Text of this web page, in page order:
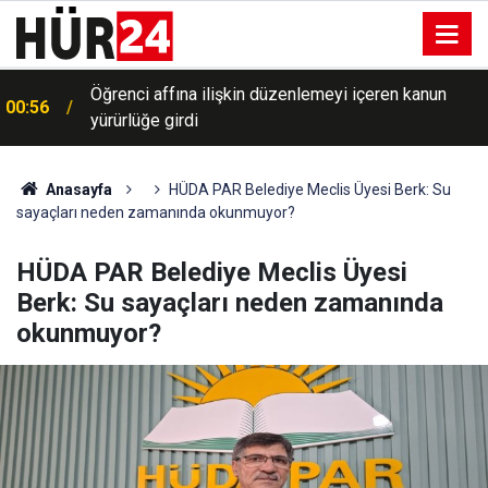
00:56
Öğrenci affına ilişkin düzenlemeyi içeren kanun
yürürlüğe girdi
Anasayfa
HÜDA PAR Belediye Meclis Üyesi Berk: Su
sayaçları neden zamanında okunmuyor?
HÜDA PAR Belediye Meclis Üyesi
Berk: Su sayaçları neden zamanında
okunmuyor?